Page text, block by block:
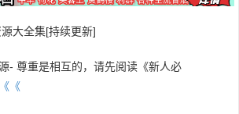
大全集[持续更新]
- 尊重是相互的，请先阅读《新人必
《